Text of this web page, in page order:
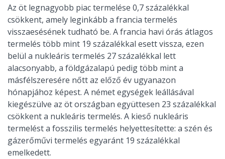
Az öt legnagyobb piac termelése 0,7 százalékkal
csökkent, amely leginkább a francia termelés
visszaesésének tudható be. A francia havi órás átlagos
termelés több mint 19 százalékkal esett vissza, ezen
belül a nukleáris termelés 27 százalékkal lett
alacsonyabb, a földgázalapú pedig több mint a
másfélszeresére nőtt az előző év ugyanazon
hónapjához képest. A német egységek leállásával
kiegészülve az öt országban együttesen 23 százalékkal
csökkent a nukleáris termelés. A kieső nukleáris
termelést a fosszilis termelés helyettesítette: a szén és
gázerőművi termelés egyaránt 19 százalékkal
emelkedett.